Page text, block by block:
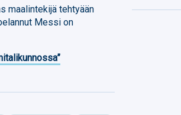
maalintekijä tehtyään
Messi on